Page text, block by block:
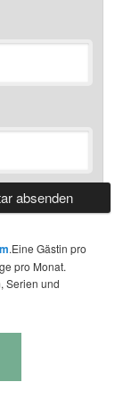
.Eine Gästin pro
pro Monat.
Serien und